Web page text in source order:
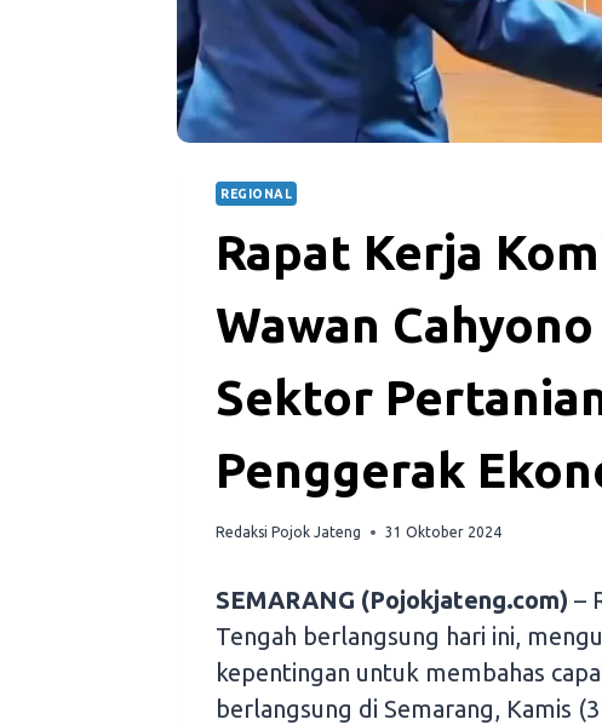
REGIONAL
Rapat Kerja
Wawan
Sektor
Penggerak
Redaksi Pojok Jateng 31 Oktober 2024
SEMARANG (Pojokjateng.com) –
Tengah berlangsung hari ini,
kepentingan untuk membahas
berlangsung di Semarang, Kamis